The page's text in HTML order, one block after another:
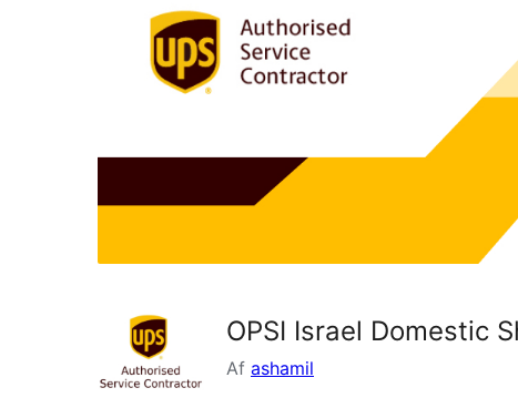
OPSI Israel Domestic
Af ashamil